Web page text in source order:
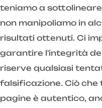
teniamo a
non manipoliamo in
risultati ottenuti. Ci
garantire l'integrità
riserve qualsiasi
falsificazione. Ciò
pagine è autentico,